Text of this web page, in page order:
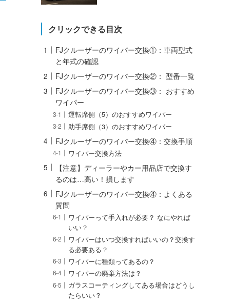
クリックできる目次
FJクルーザーのワイパー交換①：車両型式
と年式の確認
FJクルーザーのワイパー交換②： 型番一覧
FJクルーザーのワイパー交換③： おすすめ
ワイパー
運転席側（5）のおすすめワイパー
助手席側（3）のおすすめワイパー
FJクルーザーのワイパー交換④：交換手順
ワイパー交換方法
【注意】ディーラーやカー用品店で交換す
るのは…高い！損します
FJクルーザーのワイパー交換④：よくある
質問
ワイパーって手入れが必要？ なにやれば
いい？
ワイパーはいつ交換すればいいの？交換す
る必要ある？
ワイパーに種類ってあるの？
ワイパーの廃棄方法は？
ガラスコーティングしてある場合はどうし
たらいい？